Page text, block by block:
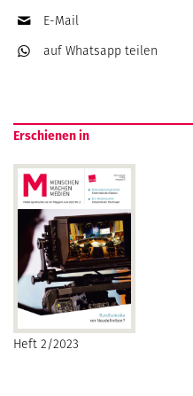
E-Mail
auf Whatsapp teilen
Erschienen in
Heft 2/2023